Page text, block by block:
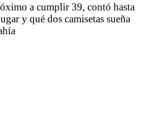
a cumplir 39, contó hasta
y qué dos camisetas sueña